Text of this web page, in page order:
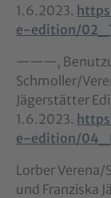
1.6.2023.
e-edition/
———,
Schmoller/
Jägerstätter
1.6.2023.
e-edition/
Lorber Verena/
und Franziska